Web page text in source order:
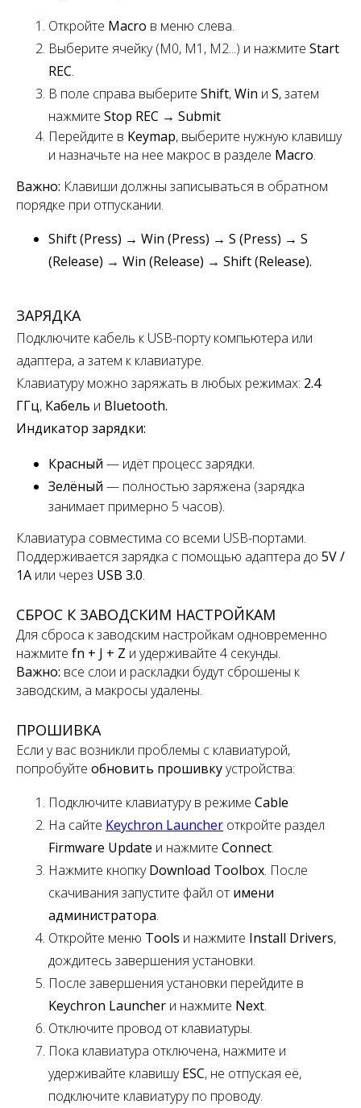
Откройте Macro в меню слева.
Выберите ячейку (M0, M1, M2...) и нажмите Start
REC.
В поле справа выберите Shift,Win и S, затем
нажмите Stop REC → Submit
Перейдите в Keymap, выберите нужную клавишу
и назначьте на нее макрос в разделе Macro.
Важно: Клавиши должны записываться в обратном
порядке при отпускании.
Shift (Press) → Win (Press) → S (Press) → S
(Release) → Win (Release) → Shift (Release).
ЗАРЯДКА
Подключите кабель к USB-порту компьютера или
адаптера, а затем к клавиатуре.
Клавиатуру можно заряжать в любых режимах: 2.4
ГГц, Кабель и Bluetooth.
Индикатор зарядки:
Красный — идёт процесс зарядки.
Зелёный — полностью заряжена (зарядка
занимает примерно 5 часов).
Клавиатура совместима со всеми USB-портами.
Поддерживается зарядка с помощью адаптера до 5V /
1A или через USB 3.0.
СБРОС К ЗАВОДСКИМ НАСТРОЙКАМ
Для сброса к заводским настройкам одновременно
нажмите fn + J + Z и удерживайте 4 секунды.
Важно: все слои и раскладки будут сброшены к
заводским, а макросы удалены.
ПРОШИВКА
Если у вас возникли проблемы с клавиатурой,
попробуйте обновить прошивкуустройства:
Подключите клавиатуру в режиме Cable
На сайте Keychron Launcher откройте раздел
Firmware Update и нажмите Connect.
Нажмите кнопкуDownload Toolbox. После
скачивания запустите файл от имени
администратора.
Откройте меню Tools и нажмите Install Drivers,
дождитесь завершения установки.
После завершения установки перейдите в
Keychron Launcher и нажмите Next.
Отключите провод от клавиатуры.
Пока клавиатура отключена, нажмите и
удерживайте клавишуESC, не отпуская её,
подключите клавиатуру по проводу.